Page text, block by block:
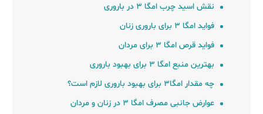
نقش اسید چرب امگا ۳ در باروری
فواید امگا ۳ برای باروری زنان
فواید قرص امگا ۳ برای مردان
بهترین منبع امگا ۳ برای بهبود باروری
چه مقدار امگا۳ برای بهبود باروری لازم است؟
عوارض جانبی مصرف امگا ۳ در زنان و مردان